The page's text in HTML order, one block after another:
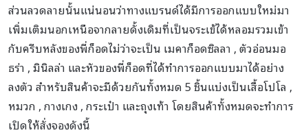
ส่วนลวดลายนั้นแน่นอนว่าทางแบรนด์ได้มีการออกแบบใหม่มา
เพิ่มเติมนอกเหนือจากลายดั้งเดิมที่เป็นจระเข้ได้หลอมรวมเข้า
กับครีบหลังของพี่ก็อดไม่ว่าจะเป็น เมคาก็อดซิลลา , ตัวอ่อนมอ
ธร่า , มินิลล่า และหัวของพี่ก็อดที่ได้ทำการออกแบบมาได้อย่าง
ลงตัว สำหรับสินค้าจะมีด้วยกันทั้งหมด 5 ชิ้นแบ่งเป็นเสื้อโปโล ,
หมวก , กางเกง , กระเป๋า และถุงเท้า โดยสินค้าทั้งหมดจะทำการ
เปิดให้สั่งจองดังนี้